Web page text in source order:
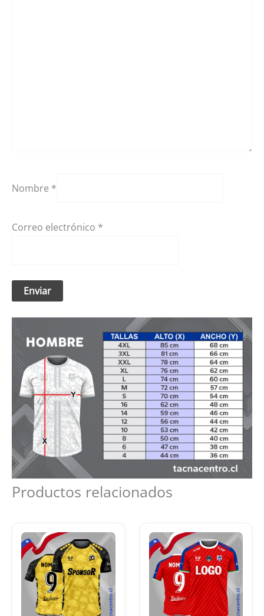
Nombre *
Correo electrónico *
Productos relacionados